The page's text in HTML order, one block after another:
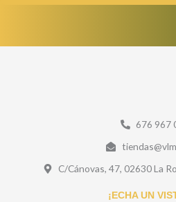
676 967
C/Cánovas, 47, 02630 La
¡ECHA UN